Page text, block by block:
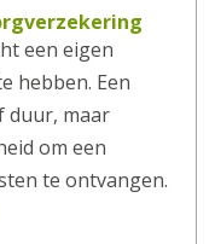
een eigen
hebben. Een
duur, maar
om een
te ontvangen.